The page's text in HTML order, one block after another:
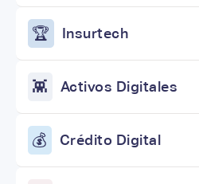
🏆 Insurtech
👾 Activos Digitales
💰 Crédito Digital